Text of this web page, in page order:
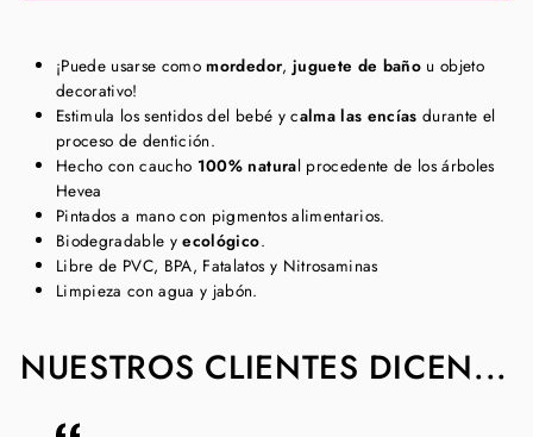
¡Puede usarse comomordedor, juguete de baño u objeto
decorativo!
Estimula los sentidos del bebé y calma las encías durante el
proceso de dentición.
Hecho con caucho 100% natural procedente de los árboles
Hevea
Pintados a mano con pigmentos alimentarios.
Biodegradable y ecológico.
Libre de PVC, BPA, Fatalatos y Nitrosaminas
Limpieza con agua y jabón.
NUESTROS CLIENTES DICEN...